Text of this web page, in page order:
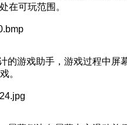
在可玩范围。
的游戏助手，游戏过程中屏
。